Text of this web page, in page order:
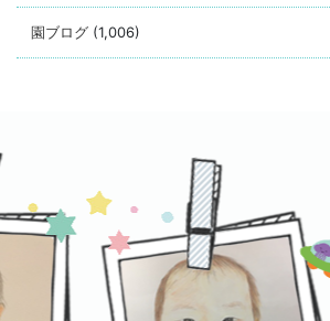
園ブログ (1,006)